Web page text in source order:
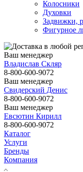
Колосники
Духовки
Задвижки,
Фигурное
Ваш менеджер
Владислав Скляр
8-800-600-9072
Ваш менеджер
Свидерский Денис
8-800-600-9072
Ваш менеджер
Евсютин Кирилл
8-800-600-9072
Каталог
Услуги
Бренды
Компания